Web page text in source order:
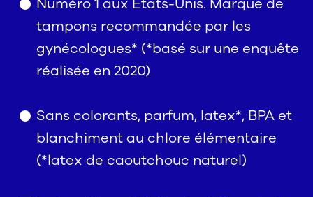
tampons recommandée par les
gynécologues* (*basé sur une enquête
réalisée en 2020)
Sans colorants, parfum, latex*, BPA et
blanchiment au chlore élémentaire
(*latex de caoutchouc naturel)